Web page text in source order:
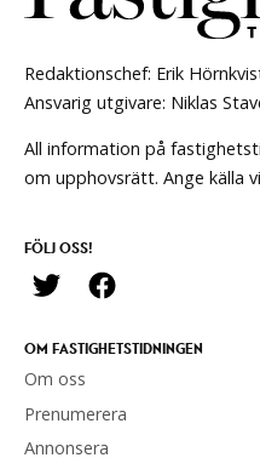
Redaktionschef: Erik
Ansvarig utgivare: Niklas
All information på
om upphovsrätt. Ange källa
FÖLJ OSS!
OM FASTIGHETSTIDNINGEN
Om oss
Prenumerera
Annonsera